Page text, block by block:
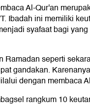
Menjadi Syafaat saat
Sebaik-baiknya Manusia
Para Malaikat
Ketenangan dan
dari Sifat Dengki
Ibadah yang Paling Utama
Al-Qur'an
Ibadah ini memiliki
syafaat bagi
Ramadan seperti
gandakan.
dengan membaca
rangkum 10